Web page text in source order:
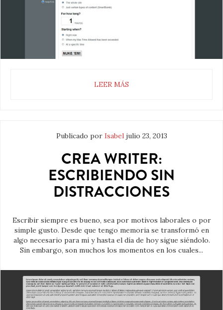
LEER MÁS
Publicado por Isabel julio 23, 2013
CREA WRITER:
ESCRIBIENDO SIN
DISTRACCIONES
Escribir siempre es bueno, sea por motivos laborales o por
simple gusto. Desde que tengo memoria se transformó en
algo necesario para mi y hasta el día de hoy sigue siéndolo.
Sin embargo, son muchos los momentos en los cuales...